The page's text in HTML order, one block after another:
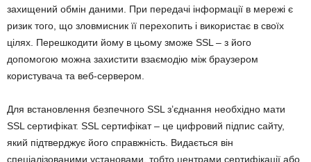
захищений обмін даними. При передачі інформації в мережі є
ризик того, що зловмисник її перехопить і використає в своїх
цілях. Перешкодити йому в цьому зможе SSL – з його
допомогою можна захистити взаємодію між браузером
користувача та веб-сервером.
Для встановлення безпечного SSL з’єднання необхідно мати
SSL сертифікат. SSL сертифікат – це цифровий підпис сайту,
який підтверджує його справжність. Видається він
спеціалізованими установами, тобто центрами сертифікації або